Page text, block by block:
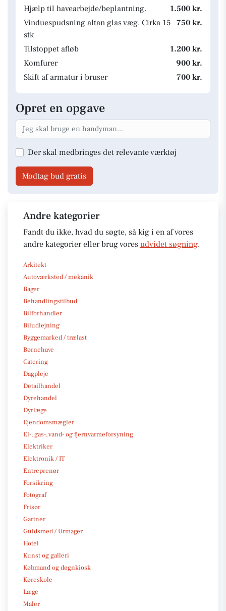
Hjælp til havearbejde/beplantning.
1.500 kr.
Vinduespudsning altan glas væg. Cirka 15
stk
750 kr.
Tilstoppet afløb
1.200 kr.
Komfurer
900 kr.
Skift af armatur i bruser
700 kr.
Opret en opgave
Der skal medbringes det relevante værktøj
Modtag bud gratis
Andre kategorier
Fandt du ikke, hvad du søgte, så kig i en af vores
andre kategorier eller brug vores udvidet søgning.
Arkitekt
Autoværksted / mekanik
Bager
Behandlingstilbud
Bilforhandler
Biludlejning
Byggemarked / trælast
Børnehave
Catering
Dagpleje
Detailhandel
Dyrehandel
Dyrlæge
Ejendomsmægler
El-, gas-, vand- og fjernvarmeforsyning
Elektriker
Elektronik / IT
Entreprenør
Forsikring
Fotograf
Frisør
Gartner
Guldsmed / Urmager
Hotel
Kunst og galleri
Købmand og døgnkiosk
Køreskole
Læge
Maler